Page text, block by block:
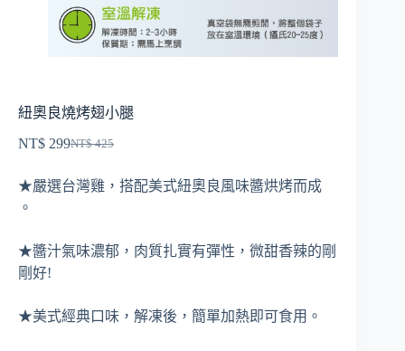
紐奧良燒烤翅小腿
NT$425
始
NT$ 425。
NT$ 299
前
NT$ 299。
★嚴選台灣雞，搭配美式紐奧良風味醬烘烤而成
。
★醬汁氣味濃郁，肉質扎實有彈性，微甜香辣的剛
剛好!
★美式經典口味，解凍後，簡單加熱即可食用。